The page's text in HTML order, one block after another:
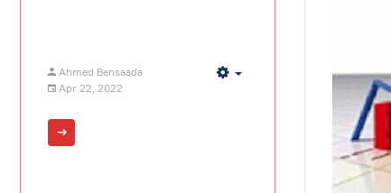
Ahmed Bensaada
Apr 22, 2022